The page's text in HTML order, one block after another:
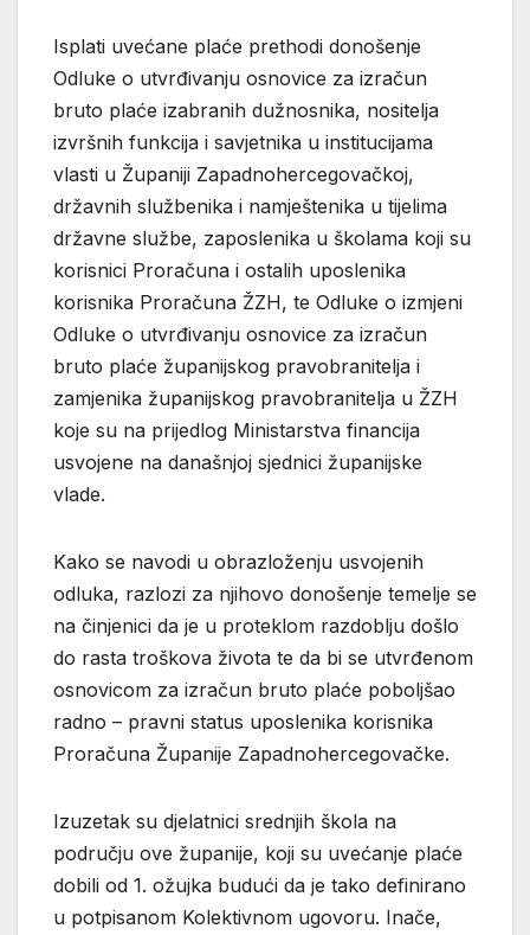
Isplati uvećane plaće prethodi donošenje
Odluke o utvrđivanju osnovice za izračun
bruto plaće izabranih dužnosnika, nositelja
izvršnih funkcija i savjetnika u institucijama
vlasti u Županiji Zapadnohercegovačkoj,
državnih službenika i namještenika u tijelima
državne službe, zaposlenika u školama koji su
korisnici Proračuna i ostalih uposlenika
korisnika Proračuna ŽZH, te Odluke o izmjeni
Odluke o utvrđivanju osnovice za izračun
bruto plaće županijskog pravobranitelja i
zamjenika županijskog pravobranitelja u ŽZH
koje su na prijedlog Ministarstva financija
usvojene na današnjoj sjednici županijske
vlade.
Kako se navodi u obrazloženju usvojenih
odluka, razlozi za njihovo donošenje temelje se
na činjenici da je u proteklom razdoblju došlo
do rasta troškova života te da bi se utvrđenom
osnovicom za izračun bruto plaće poboljšao
radno – pravni status uposlenika korisnika
Proračuna Županije Zapadnohercegovačke.
Izuzetak su djelatnici srednjih škola na
području ove županije, koji su uvećanje plaće
dobili od 1. ožujka budući da je tako definirano
u potpisanom Kolektivnom ugovoru. Inače,